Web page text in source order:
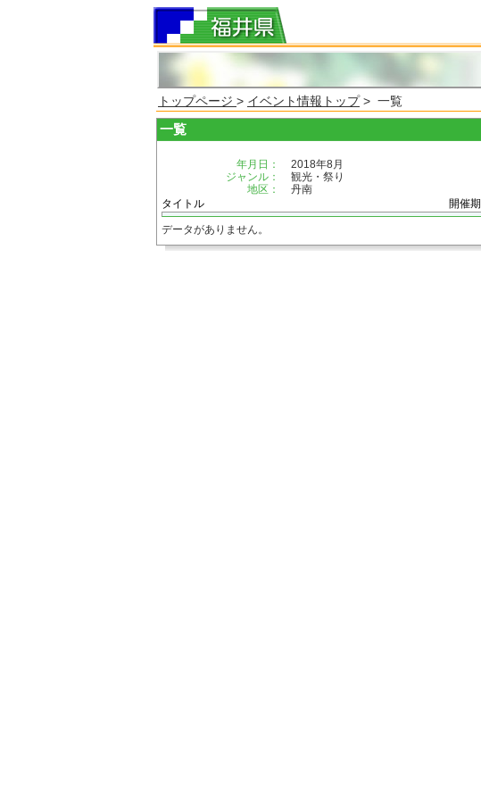
トップページ > イベント情報トップ> 一覧
一覧
年月日：
2018年8月
ジャンル：
観光・祭り
地区：
丹南
タイトル
開催
データがありません。